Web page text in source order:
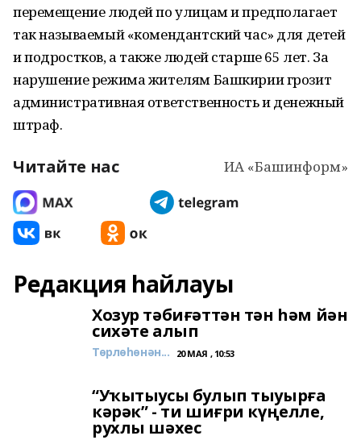
перемещение людей по улицам и предполагает
так называемый «комендантский час» для детей
и подростков, а также людей старше 65 лет. За
нарушение режима жителям Башкирии грозит
административная ответственность и денежный
штраф.
ИА «Башинформ»
Читайте нас
Редакция һайлауы
Хозур тәбиғәттән тән һәм йән
сихәте алып
Төрлөһөнән... 20 МАЯ , 10:53
“Уҡытыусы булып тыуырға
кәрәк” - ти шиғри күңелле,
рухлы шәхес